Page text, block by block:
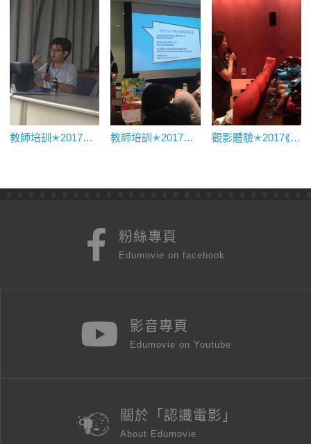
教師培訓✭2017國小教師實作工作坊——電影欣賞 教師培訓✭2017國小教師實作工作坊——電影的誕生 觀影體驗✭2017⟪日常對話⟫映後座談｜石碇高中
粉絲專頁
Edumovie on facebook
影音專頁
Edumovie on Youtube
關於「認識電影」
About Edumovie